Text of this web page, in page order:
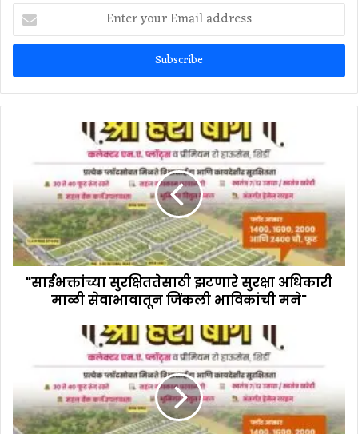
Enter
your
Email
"साईभक्तांच्या सुरक्षिततेसाठी झटणारे सुरक्षा अधिकारी
माळी सेवाभावातून जिंकली भाविकांची मने"